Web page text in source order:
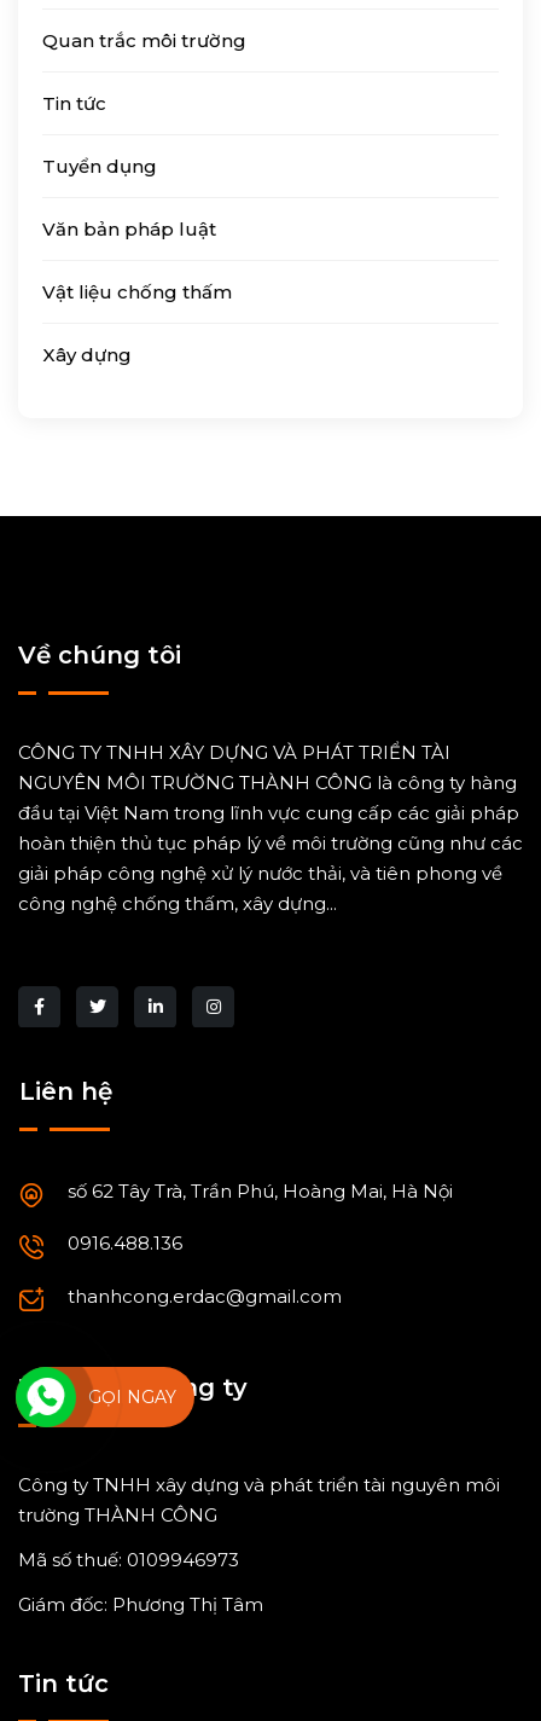
Quan trắc môi trường
Tin tức
Tuyển dụng
Văn bản pháp luật
Vật liệu chống thấm
Xây dựng
Về chúng tôi
CÔNG TY TNHH XÂY DỰNG VÀ PHÁT TRIỂN TÀI
NGUYÊN MÔI TRƯỜNG THÀNH CÔNG là công ty hàng
đầu tại Việt Nam trong lĩnh vực cung cấp các giải pháp
hoàn thiện thủ tục pháp lý về môi trường cũng như các
giải pháp công nghệ xử lý nước thải, và tiên phong về
công nghệ chống thấm, xây dựng...
Liên hệ
số 62 Tây Trà, Trần Phú, Hoàng Mai, Hà Nội
0916.488.136
thanhcong.erdac@gmail.com
Thông tin công ty
Công ty TNHH xây dựng và phát triển tài nguyên môi
trường THÀNH CÔNG
Mã số thuế: 0109946973
Giám đốc: Phương Thị Tâm
Tin tức
GỌI NGAY